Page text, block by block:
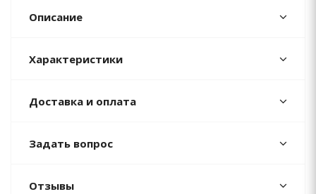
Описание
Характеристики
Доставка и оплата
Задать вопрос
Отзывы